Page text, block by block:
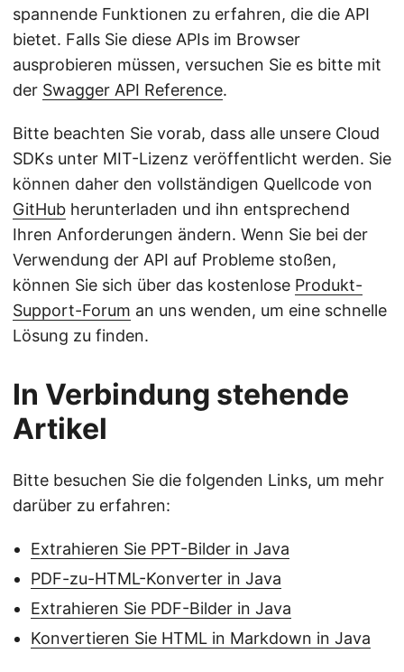
spannende Funktionen zu erfahren, die die API
bietet. Falls Sie diese APIs im Browser
ausprobieren müssen, versuchen Sie es bitte mit
der Swagger API Reference.
Bitte beachten Sie vorab, dass alle unsere Cloud
SDKs unter MIT-Lizenz veröffentlicht werden. Sie
können daher den vollständigen Quellcode von
GitHub herunterladen und ihn entsprechend
Ihren Anforderungen ändern. Wenn Sie bei der
Verwendung der API auf Probleme stoßen,
können Sie sich über das kostenlose Produkt-
Support-Forum an uns wenden, um eine schnelle
Lösung zu finden.
In Verbindung stehende
Artikel
Bitte besuchen Sie die folgenden Links, um mehr
darüber zu erfahren:
Extrahieren Sie PPT-Bilder in Java
PDF-zu-HTML-Konverter in Java
Extrahieren Sie PDF-Bilder in Java
Konvertieren Sie HTML in Markdown in Java